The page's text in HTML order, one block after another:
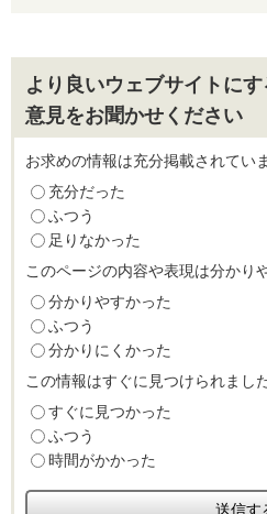
より良いウェブサイトに
意見をお聞かせください
お求めの情報は充分掲載されてい
充分だった
ふつう
足りなかった
このページの内容や表現は分かり
分かりやすかった
ふつう
分かりにくかった
この情報はすぐに見つけられまし
すぐに見つかった
ふつう
時間がかかった